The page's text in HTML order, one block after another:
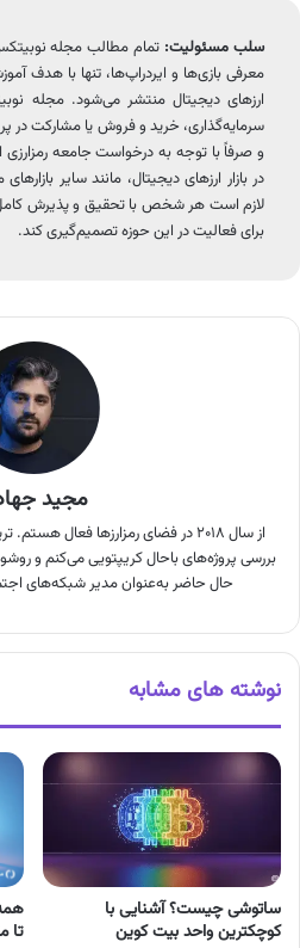
سلب مسئولیت: تمام مطالب مجله
معرفی بازی‌ها و ایردراپ‌ها، تنها با هدف
ارزهای دیجیتال منتشر می‌شود. مجله
سرمایه‌گذاری، خرید و فروش یا مشارکت در
و صرفاً با توجه به درخواست جامعه رمزارزی
در بازار ارزهای دیجیتال، مانند سایر
لازم است هر شخص با تحقیق و پذیرش
برای فعالیت در این حوزه تصمیم‌گیری کند.
مجید
از سال ۲۰۱۸ در فضای رمزارزها فعال
بررسی پروژه‌های باحال کریپتویی می‌کنم و
حال حاضر به‌عنوان مدیر شبکه‌های
نوشته های مشابه
ساتوشی چیست؟ آشنایی با
کوچکترین واحد بیت کوین
تا